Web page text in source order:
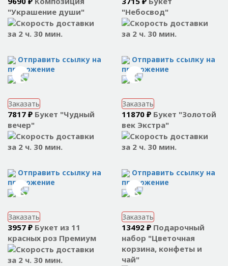
"Украшение души"
за 2 ч. 30 мин.
Отправить ссылку на
приложение
"Небосвод"
за 2 ч. 30 мин.
Отправить ссылку на
приложение
Заказать
7817 ₽ Букет "Чудный
вечер"
за 2 ч. 30 мин.
Отправить ссылку на
приложение
Заказать
11870 ₽ Букет "Золотой
век Экстра"
за 2 ч. 30 мин.
Отправить ссылку на
приложение
Заказать
3957 ₽ Букет из 11
красных роз Премиум
за 2 ч. 30 мин.
Заказать
13492 ₽ Подарочный
набор "Цветочная
корзина, конфеты и
чай"